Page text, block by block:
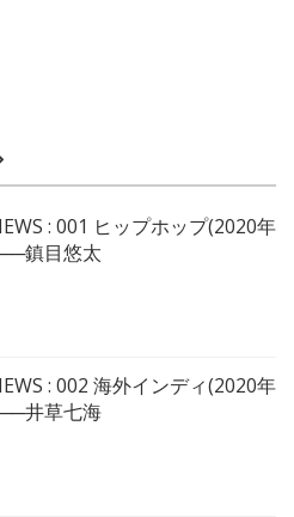
: 001 ヒップホップ(2020年
鎮目悠太
: 002 海外インディ(2020年
井草七海